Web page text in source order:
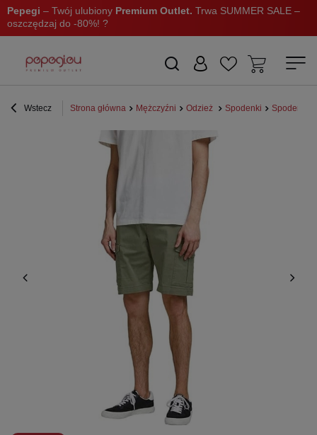
Pepegi – Twój ulubiony Premium Outlet. Trwa SUMMER SALE –
oszczędzaj do -80%! ?
Wstecz Strona główna Mężczyźni Odzież Spodenki Spodenki